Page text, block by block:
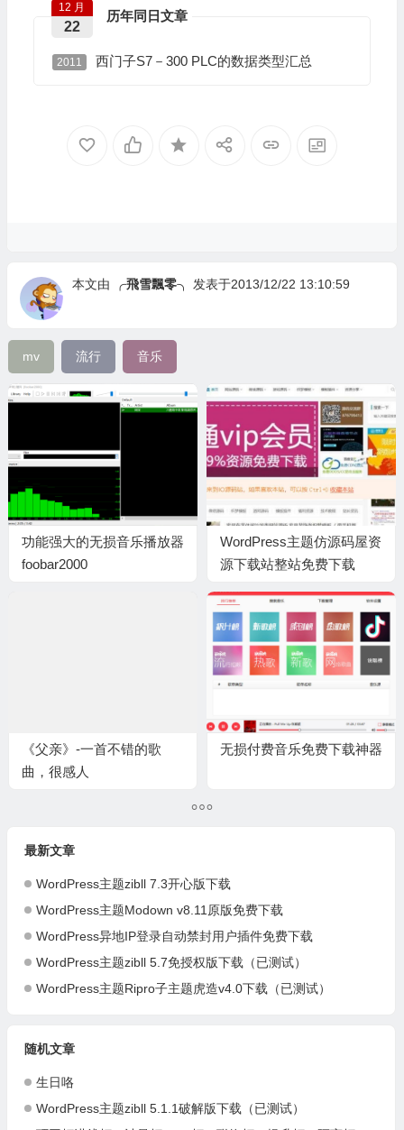
历年同日文章
12 月
22
2011 西门子S7－300 PLC的数据类型汇总
本文由 ╭飛雪飄零╮ 发表于2013/12/22 13:10:59
mv 流行 音乐
功能强大的无损音乐播放器
foobar2000
WordPress主题仿源码屋资
源下载站整站免费下载
《父亲》-一首不错的歌
曲，很感人
无损付费音乐免费下载神器
最新文章
WordPress主题zibll 7.3开心版下载
WordPress主题Modown v8.11原版免费下载
WordPress异地IP登录自动禁封用户插件免费下载
WordPress主题zibll 5.7免授权版下载（已测试）
WordPress主题Ripro子主题虎造v4.0下载（已测试）
随机文章
生日咯
WordPress主题zibll 5.1.1破解版下载（已测试）